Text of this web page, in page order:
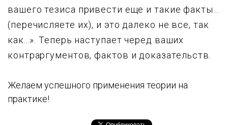
вашего тезиса привести еще и такие факты...
(перечисляете их), и это далеко не все, так
как...». Теперь наступает черед ваших
контраргументов, фактов и доказательств.
Желаем успешного применения теории на
практике!